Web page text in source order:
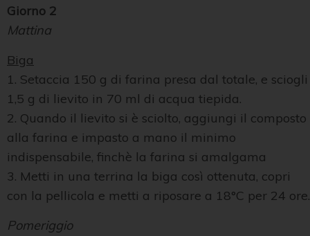
Giorno 2
Mattina
Biga
1. Setaccia 150 g di farina presa dal totale, e sciogli
1,5 g di lievito in 70 ml di acqua tiepida.
2. Quando il lievito si è sciolto, aggiungi il composto
alla farina e impasto a mano il minimo
indispensabile, finchè la farina si amalgama
3. Metti in una terrina la biga così ottenuta, copri
con la pellicola e metti a riposare a 18°C per 24 ore.
Pomeriggio